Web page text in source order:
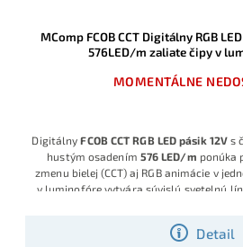
MComp FCOB CCT Digitálny RGB
576LED/m zaliate čipy v
MOMENTÁLNE
Detail
DigitálnyFCOB CCT RGB LED pásik 12V s
hustým osadením 576 LED/m ponúka
zmenu bielej (CCT) aj RGB animácie v
v luminofóre vytvára súvislú svetelnú